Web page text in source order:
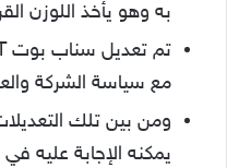
به وهو يأخذ اللوزن
مع سياسة الشركة
يمكنه الإجابة عليه